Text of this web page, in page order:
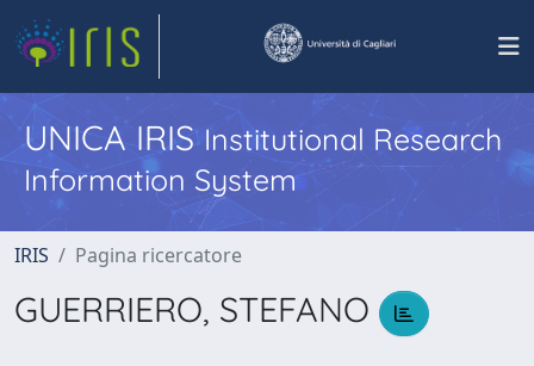
UNICA IRISInstitutional Research
Information System
IRIS Pagina ricercatore
GUERRIERO, STEFANO